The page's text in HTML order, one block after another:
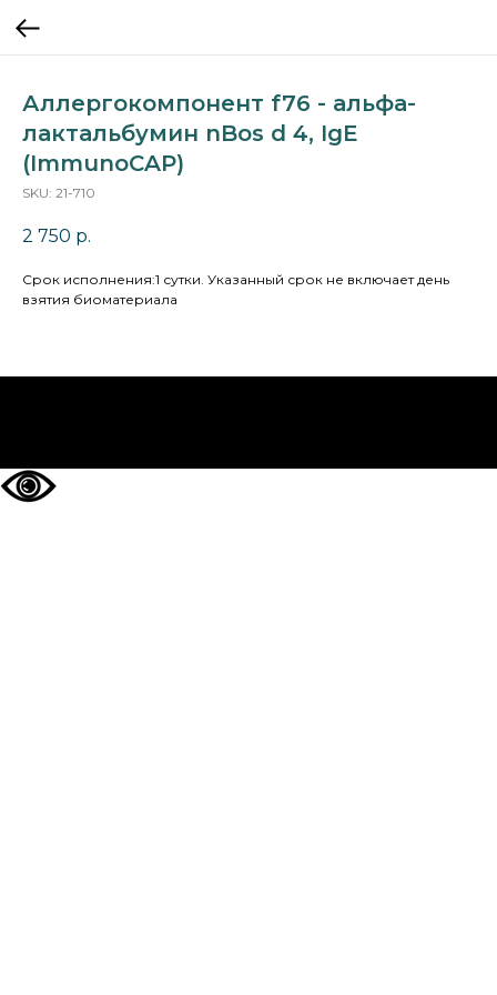
Аллергокомпонент f76 - альфа-
лактальбумин nBos d 4, IgE
(ImmunoCAP)
SKU: 21-710
2 750 р.
Cрок исполнения:1 сутки. Указанный срок не включает день
взятия биоматериала